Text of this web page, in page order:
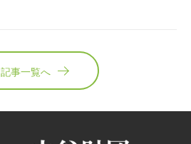
記事一覧へ